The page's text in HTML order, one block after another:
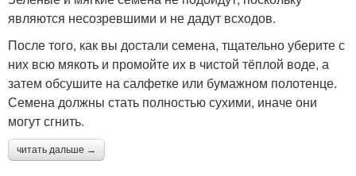
являются несозревшими и не дадут всходов.
После того, как вы достали семена, тщательно уберите с
них всю мякоть и промойте их в чистой тёплой воде, а
затем обсушите на салфетке или бумажном полотенце.
Семена должны стать полностью сухими, иначе они
могут сгнить.
читать дальше →